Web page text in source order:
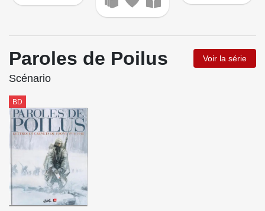
Paroles de Poilus Voir la série
Scénario
BD